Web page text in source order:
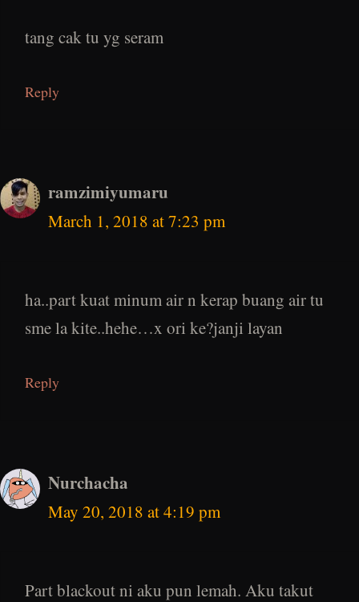
tang cak tu yg seram
Reply
ramzimiyumaru
March 1, 2018 at 7:23 pm
ha..part kuat minum air n kerap buang air tu
sme la kite..hehe…x ori ke?janji layan
Reply
Nurchacha
May 20, 2018 at 4:19 pm
Part blackout ni aku pun lemah. Aku takut